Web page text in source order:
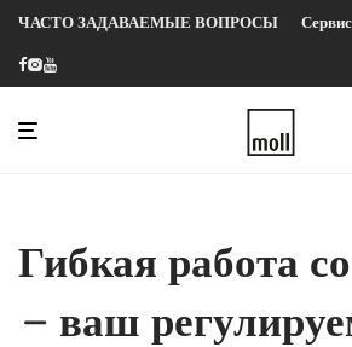
ЧАСТО ЗАДАВАЕМЫЕ ВОПРОСЫ Сервис
Гибкая работа
– ваш